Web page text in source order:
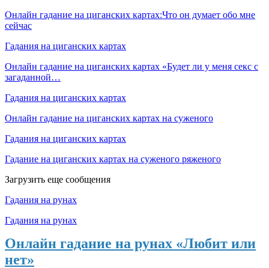
Онлайн гадание на циганских картах:Что он думает обо мне
сейчас
Гадания на циганских картах
Онлайн гадание на циганских картах «Будет ли у меня секс с
загаданной…
Гадания на циганских картах
Онлайн гадание на циганских картах на суженого
Гадания на циганских картах
Гадание на циганских картах на суженого ряженого
Загрузить еще сообщения
Гадания на рунах
Гадания на рунах
Онлайн гадание на рунах «Любит или
нет»